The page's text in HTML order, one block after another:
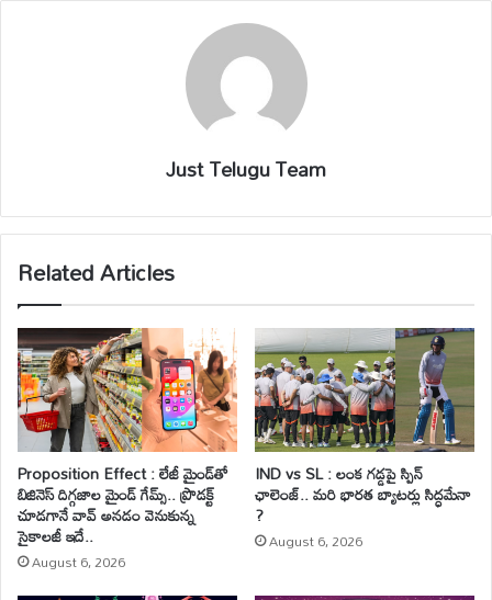
Just Telugu Team
Related Articles
Proposition Effect : లేజీ మైండ్‌తో
బిజినెస్ దిగ్గజాల మైండ్ గేమ్స్.. ప్రొడక్ట్
చూడగానే వావ్ అనడం వెనుకున్న
సైకాలజీ ఇదే..
August 6, 2026
IND vs SL : లంక గడ్డపై స్పిన్
ఛాలెంజ్.. మరి భారత బ్యాటర్లు సిద్ధమేనా
?
August 6, 2026